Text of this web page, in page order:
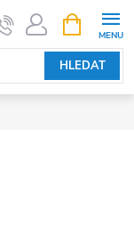
HLEDAT
NÁKUPNÍ
KOŠÍK